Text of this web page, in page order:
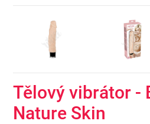
Tělový vibrátor -
Nature Skin